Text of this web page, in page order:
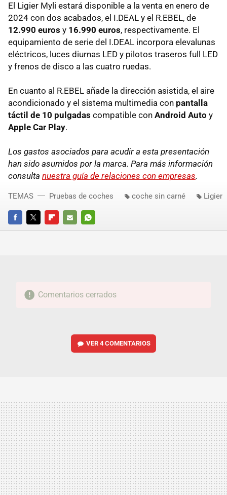
El Ligier Myli estará disponible a la venta en enero de
2024 con dos acabados, el I.DEAL y el R.EBEL, de
12.990 euros y 16.990 euros, respectivamente. El
equipamiento de serie del I.DEAL incorpora elevalunas
eléctricos, luces diurnas LED y pilotos traseros full LED
y frenos de disco a las cuatro ruedas.
En cuanto al R.EBEL añade la dirección asistida, el aire
acondicionado y el sistema multimedia con pantalla
táctil de 10 pulgadas compatible con Android Auto y
Apple Car Play.
Los gastos asociados para acudir a esta presentación
han sido asumidos por la marca. Para más información
consulta nuestra guía de relaciones con empresas.
FACEBOOKTWITTERFLIPBOARD
E-
WHATSAPP
TEMAS Pruebas de coches coche sin carné Ligier
Comentarios cerrados
VER4 COMENTARIOS